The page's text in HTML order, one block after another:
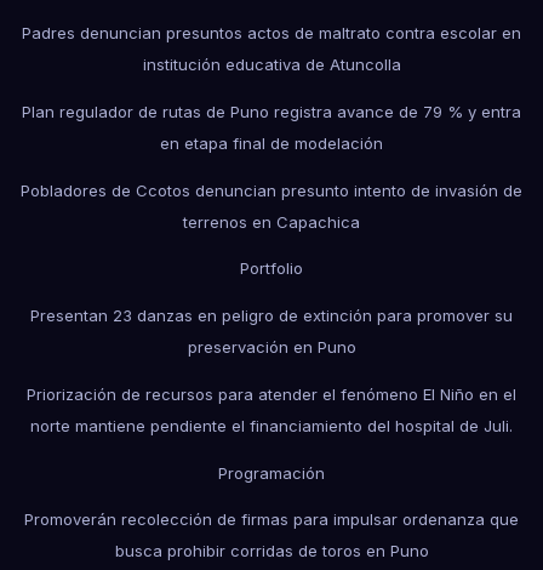
Padres denuncian presuntos actos de maltrato contra escolar en
institución educativa de Atuncolla
Plan regulador de rutas de Puno registra avance de 79 % y entra
en etapa final de modelación
Pobladores de Ccotos denuncian presunto intento de invasión de
terrenos en Capachica
Portfolio
Presentan 23 danzas en peligro de extinción para promover su
preservación en Puno
Priorización de recursos para atender el fenómeno El Niño en el
norte mantiene pendiente el financiamiento del hospital de Juli.
Programación
Promoverán recolección de firmas para impulsar ordenanza que
busca prohibir corridas de toros en Puno